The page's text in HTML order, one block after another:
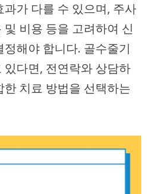
가 다를 수 있으며, 주사
비용 등을 고려하여 신
해야 합니다. 골수줄기
다면, 전연락와 상담하
치료 방법을 선택하는